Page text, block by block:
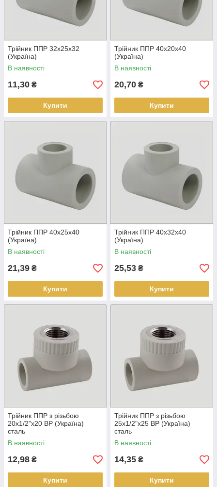
Трійник ППР 32х25х32
(Україна)
В наявності
11,30 ₴
Купити
Трійник ППР 40х20х40
(Україна)
В наявності
20,70 ₴
Купити
Трійник ППР 40х25х40
(Україна)
В наявності
21,39 ₴
Купити
Трійник ППР 40х32х40
(Україна)
В наявності
25,53 ₴
Купити
Трійник ППР з різьбою
20х1/2"х20 ВР (Україна)
сталь
В наявності
12,98 ₴
Купити
Трійник ППР з різьбою
25х1/2"х25 ВР (Україна)
сталь
В наявності
14,35 ₴
Купити